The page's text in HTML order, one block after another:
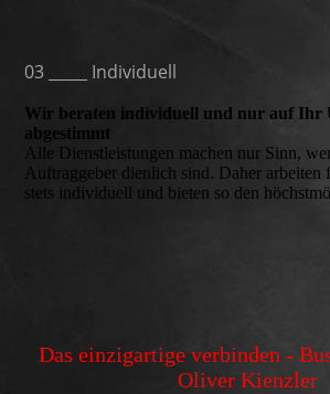
03 _____ Individuell
Wir beraten individuell und nur auf Ihr
abgestimmt
Alle Dienstleistungen machen nur Sinn,
Auftraggeber dienlich sind. Daher arbeiten
stets individuell und bieten so den
Das einzigartige verbinden -
Oliver Kienzler